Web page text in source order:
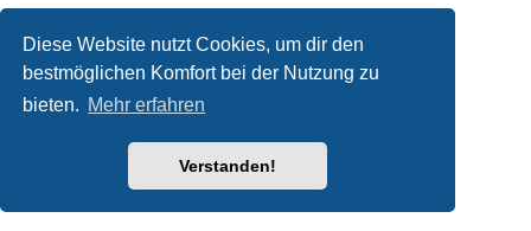
Diese Website nutzt Cookies, um dir den
bestmöglichen Komfort bei der Nutzung zu
bieten. Mehr erfahren
Verstanden!